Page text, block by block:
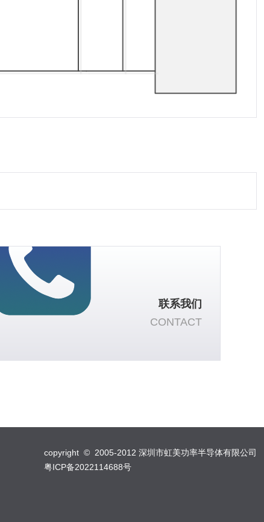
联系我们
CONTACT
copyright © 2005-2012 深圳市虹美功率半导体有限公司
粤ICP备2022114688号